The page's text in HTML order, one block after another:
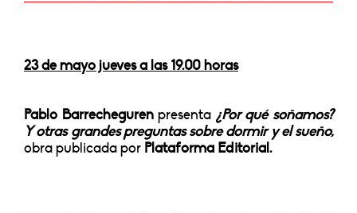
23 de mayo jueves a las 19.00 horas
Pablo Barrechegurenpresenta ¿Por qué soñamos?
Y otras grandes preguntas sobre dormir y el sueño,
obra publicada por Plataforma Editorial.